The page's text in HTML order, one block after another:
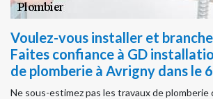
Voulez-vous installer et
Faites confiance à GD
de plomberie à Avrigny dans le
Ne sous-estimez pas les travaux de plomberie